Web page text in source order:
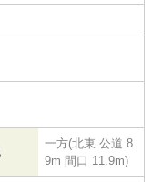
一方(北東 公道 8.
9m 間口 11.9m)